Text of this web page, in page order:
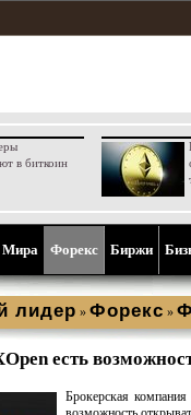
в биткоин
Мира Форекс Биржи
лидер » Форекс »
есть
Брокерская